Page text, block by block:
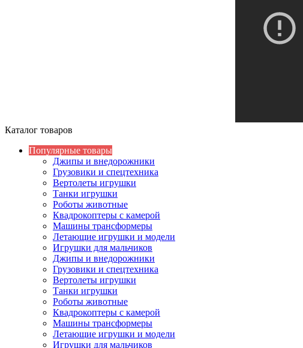
Каталог товаров
Популярные товары
Джипы и внедорожники
Грузовики и спецтехника
Вертолеты игрушки
Танки игрушки
Роботы животные
Квадрокоптеры с камерой
Машины трансформеры
Летающие игрушки и модели
Игрушки для мальчиков
Джипы и внедорожники
Грузовики и спецтехника
Вертолеты игрушки
Танки игрушки
Роботы животные
Квадрокоптеры с камерой
Машины трансформеры
Летающие игрушки и модели
Игрушки для мальчиков